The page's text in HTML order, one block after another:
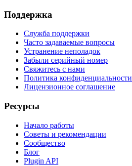
Поддержка
Служба поддержки
Часто задаваемые вопросы
Устранение неполадок
Забыли серийный номер
Свяжитесь с нами
Политика конфиденциальности
Лицензионное соглашение
Ресурсы
Начало работы
Советы и рекомендации
Сообщество
Блог
Plugin API